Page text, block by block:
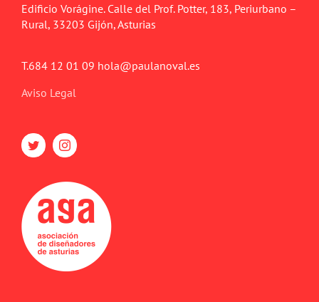
Edificio Vorágine. Calle del Prof. Potter, 183, Periurbano –
Rural, 33203 Gijón, Asturias
T.684 12 01 09 hola@paulanoval.es
Aviso Legal